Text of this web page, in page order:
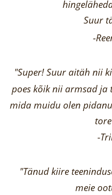
Suur
-
"Super! Suur aitäh nii
poes kõik nii armsad ja
mida muidu olen
-
"Tänud kiire
meie